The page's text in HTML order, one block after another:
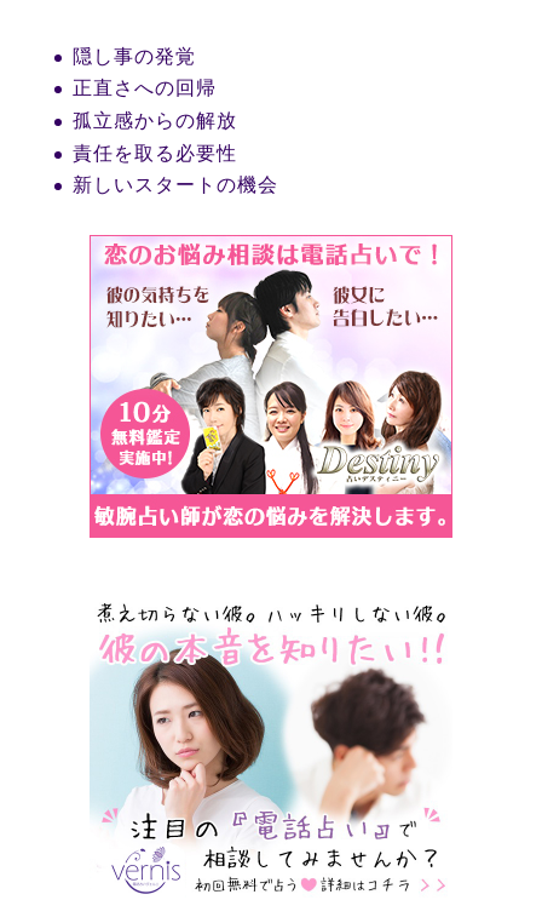
隠し事の発覚
正直さへの回帰
孤立感からの解放
責任を取る必要性
新しいスタートの機会